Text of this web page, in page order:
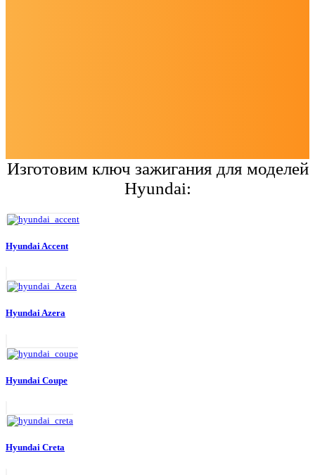
Изготовим ключ зажигания для моделей
Hyundai:
Hyundai Accent
Hyundai Azera
Hyundai Coupe
Hyundai Creta